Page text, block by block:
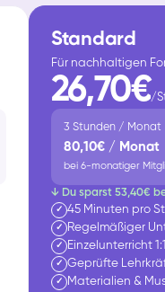
Standard
Für nachhaltigen
26,70€/
3 Stunden / Monat
80,10€ / Monat
bei 6-monatiger
↓ Du sparst 53,40€
✓ 45 Minuten pro
✓ Regelmäßiger
✓ Einzelunterricht 1:1
✓ Geprüfte
✓ Materialien &